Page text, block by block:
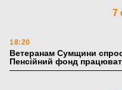
7
18:20
Ветеранам Сумщини
Пенсійний фонд